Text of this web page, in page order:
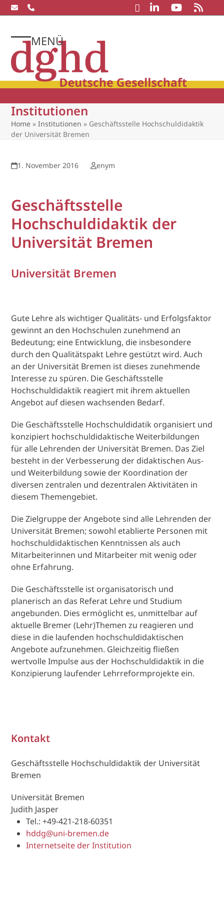
Skip
to
MENÜ
Open
mobile
menu
Close
mobile
menu
Institutionen
Home »Institutionen » Geschäftsstelle Hochschuldidaktik
der Universität Bremen
1. November 2016 enym
Geschäftsstelle
Hochschuldidaktik der
Universität Bremen
Universität Bremen
Gute Lehre als wichtiger Qualitäts- und Erfolgsfaktor
gewinnt an den Hochschulen zunehmend an
Bedeutung; eine Entwicklung, die insbesondere
durch den Qualitätspakt Lehre gestützt wird. Auch
an der Universität Bremen ist dieses zunehmende
Interesse zu spüren. Die Geschäftsstelle
Hochschuldidaktik reagiert mit ihrem aktuellen
Angebot auf diesen wachsenden Bedarf.
Die Geschäftsstelle Hochschuldidatik organisiert und
konzipiert hochschuldidaktische Weiterbildungen
für alle Lehrenden der Universität Bremen. Das Ziel
besteht in der Verbesserung der didaktischen Aus-
und Weiterbildung sowie der Koordination der
diversen zentralen und dezentralen Aktivitäten in
diesem Themengebiet.
Die Zielgruppe der Angebote sind alle Lehrenden der
Universität Bremen; sowohl etablierte Personen mit
hochschuldidaktischen Kenntnissen als auch
Mitarbeiterinnen und Mitarbeiter mit wenig oder
ohne Erfahrung.
Die Geschäftsstelle ist organisatorisch und
planerisch an das Referat Lehre und Studium
angebunden. Dies ermöglicht es, unmittelbar auf
aktuelle Bremer (Lehr)Themen zu reagieren und
diese in die laufenden hochschuldidaktischen
Angebote aufzunehmen. Gleichzeitig fließen
wertvolle Impulse aus der Hochschuldidaktik in die
Konzipierung laufender Lehrreformprojekte ein.
Kontakt
Geschäftsstelle Hochschuldidaktik der Universität
Bremen
Universität Bremen
Ju­dith Jas­per
Tel.: +49-421-218-60351
hddg@uni-bre­men.de
Internetseite der Institution